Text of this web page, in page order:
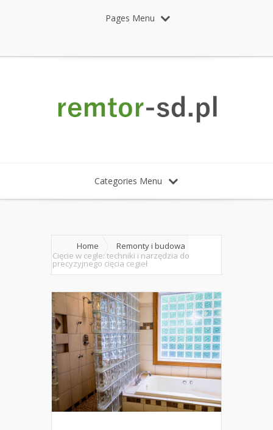
Pages Menu
Categories Menu
Home
Remonty i budowa
Cięcie w cegle: techniki i narzędzia do
precyzyjnego cięcia cegieł